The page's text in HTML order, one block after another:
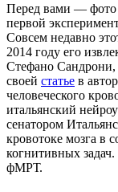
Перед вами — фото
первой
Совсем недавно
2014 году его
Стефано Сандрони,
своей статье в
человеческого
итальянский
сенатором
кровотоке мозга в
когнитивных
фМРТ.